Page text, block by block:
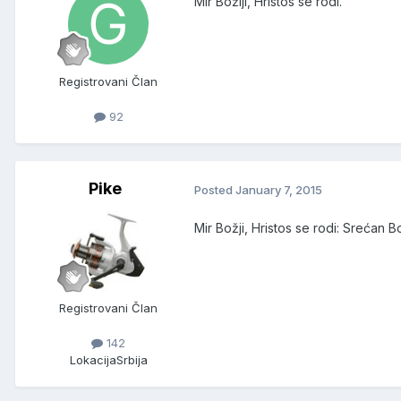
Registrovani Član
92
Pike
Registrovani Član
142
LokacijaSrbija
Posted January 7, 2015
Mir Božji, Hristos se rodi: Srećan